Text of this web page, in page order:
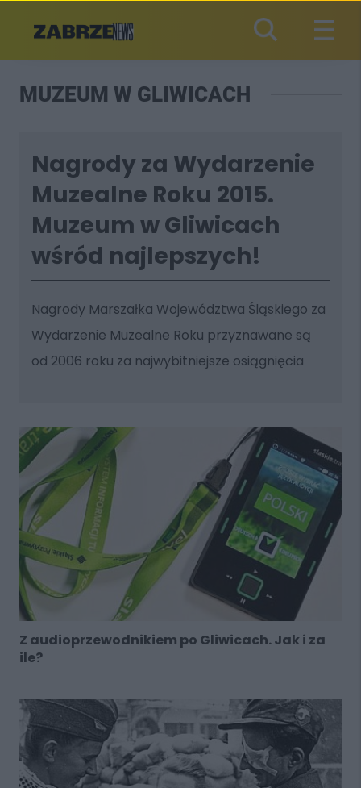
MUZEUM W GLIWICACH
Nagrody za Wydarzenie
Muzealne Roku 2015.
Muzeum w Gliwicach
wśród najlepszych!
Nagrody Marszałka Województwa Śląskiego za
Wydarzenie Muzealne Roku przyznawane są
od 2006 roku za najwybitniejsze osiągnięcia
Z audioprzewodnikiem po Gliwicach. Jak i za
ile?